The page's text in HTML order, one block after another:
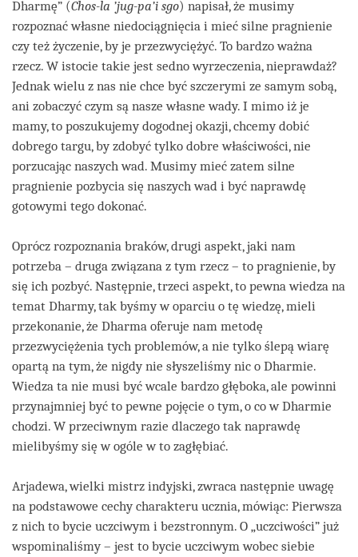
Dharmę” (Chos-la ’jug-pa’i sgo) napisał, że musimy
rozpoznać własne niedociągnięcia i mieć silne pragnienie
czy też życzenie, by je przezwyciężyć. To bardzo ważna
rzecz. W istocie takie jest sedno wyrzeczenia, nieprawdaż?
Jednak wielu z nas nie chce być szczerymi ze samym sobą,
ani zobaczyć czym są nasze własne wady. I mimo iż je
mamy, to poszukujemy dogodnej okazji, chcemy dobić
dobrego targu, by zdobyć tylko dobre właściwości, nie
porzucając naszych wad. Musimy mieć zatem silne
pragnienie pozbycia się naszych wad i być naprawdę
gotowymi tego dokonać.
Oprócz rozpoznania braków, drugi aspekt, jaki nam
potrzeba – druga związana z tym rzecz – to pragnienie, by
się ich pozbyć. Następnie, trzeci aspekt, to pewna wiedza na
temat Dharmy, tak byśmy w oparciu o tę wiedzę, mieli
przekonanie, że Dharma oferuje nam metodę
przezwyciężenia tych problemów, a nie tylko ślepą wiarę
opartą na tym, że nigdy nie słyszeliśmy nic o Dharmie.
Wiedza ta nie musi być wcale bardzo głęboka, ale powinni
przynajmniej być to pewne pojęcie o tym, o co w Dharmie
chodzi. W przeciwnym razie dlaczego tak naprawdę
mielibyśmy się w ogóle w to zagłębiać.
Arjadewa, wielki mistrz indyjski, zwraca następnie uwagę
na podstawowe cechy charakteru ucznia, mówiąc: Pierwsza
z nich to bycie uczciwym i bezstronnym. O „uczciwości” już
wspominaliśmy – jest to bycie uczciwym wobec siebie